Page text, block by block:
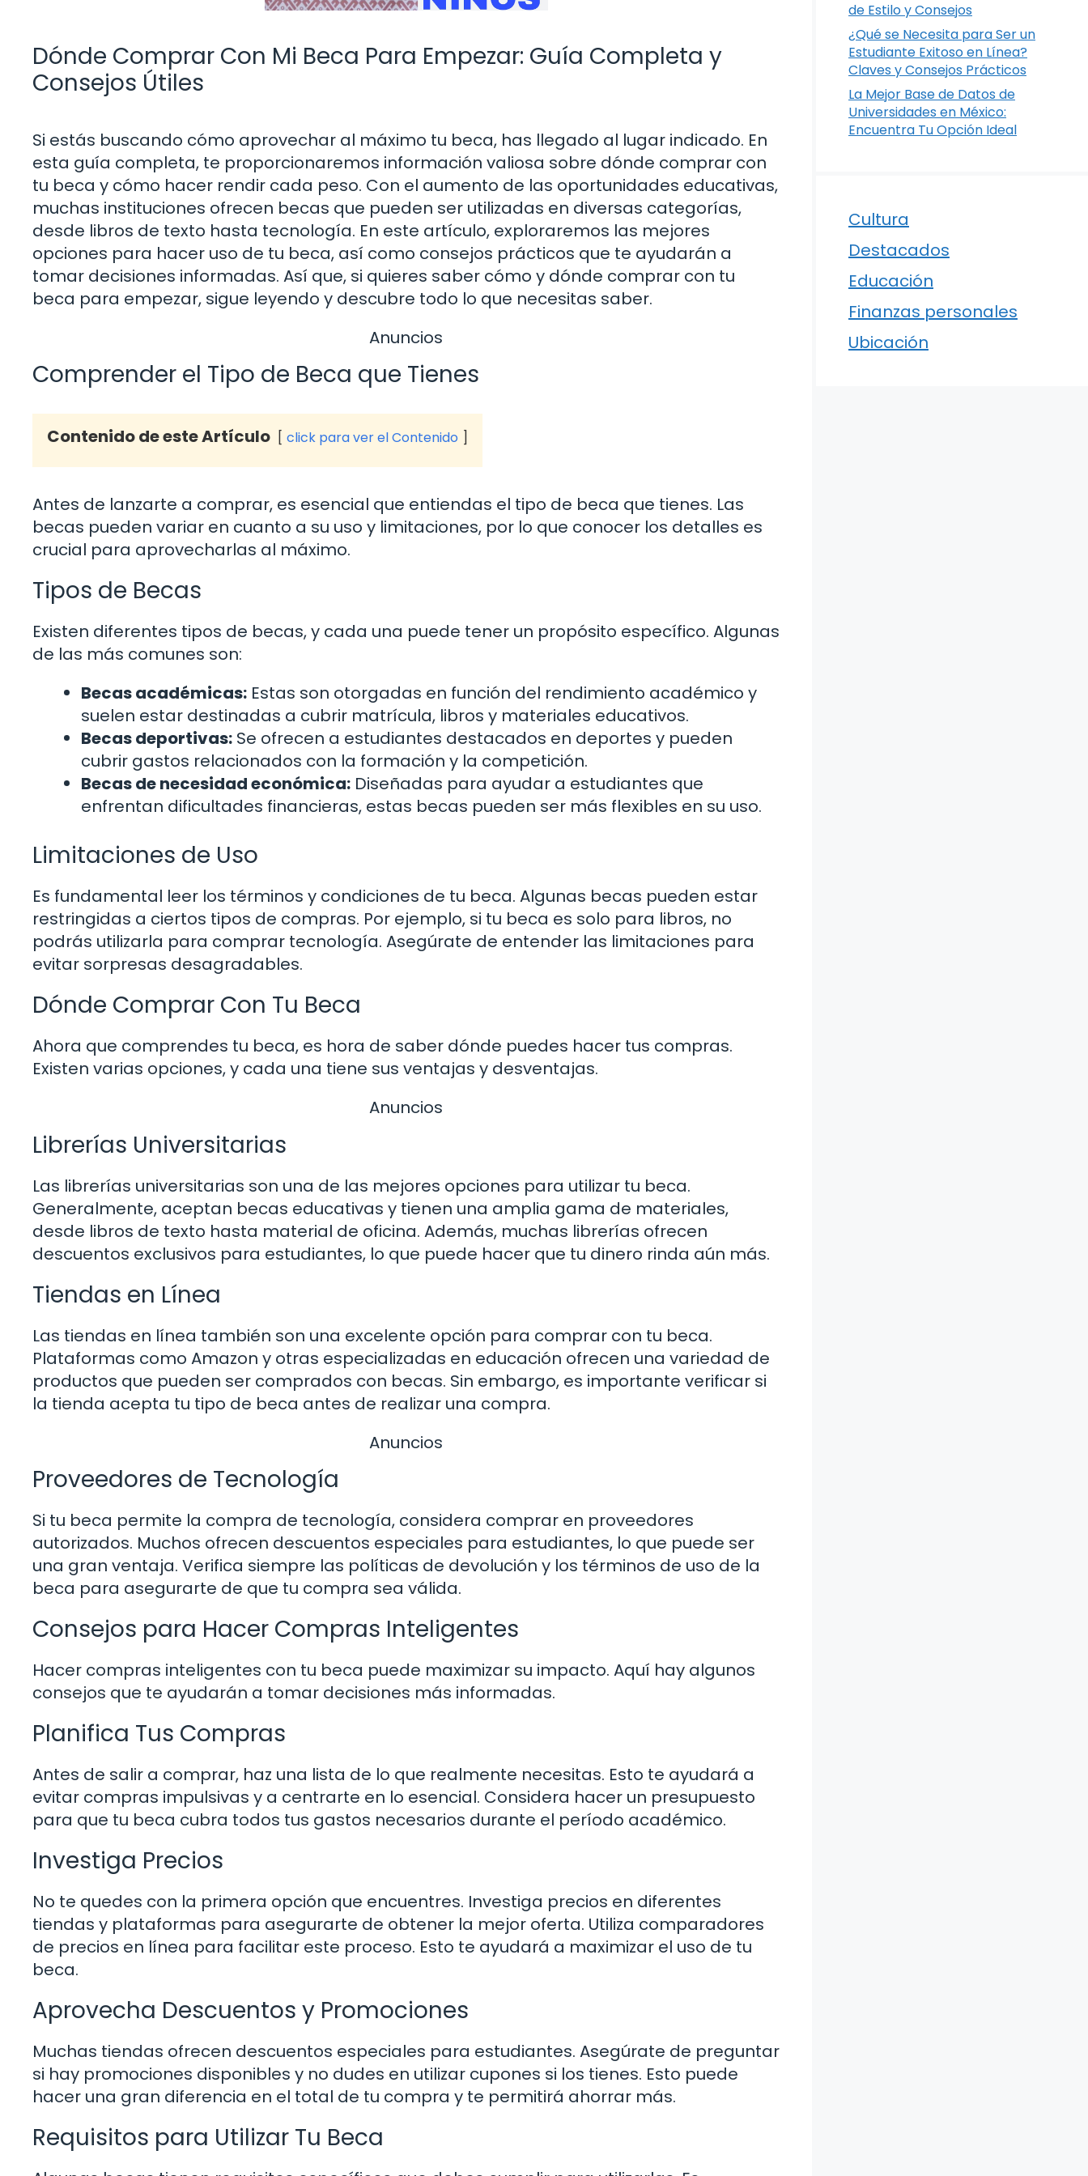
Dónde Comprar Con Mi Beca Para Empezar: Guía Completa y
Consejos Útiles
Si estás buscando cómo aprovechar al máximo tu beca, has llegado al lugar indicado. En
esta guía completa, te proporcionaremos información valiosa sobre dónde comprar con
tu beca y cómo hacer rendir cada peso. Con el aumento de las oportunidades educativas,
muchas instituciones ofrecen becas que pueden ser utilizadas en diversas categorías,
desde libros de texto hasta tecnología. En este artículo, exploraremos las mejores
opciones para hacer uso de tu beca, así como consejos prácticos que te ayudarán a
tomar decisiones informadas. Así que, si quieres saber cómo y dónde comprar con tu
beca para empezar, sigue leyendo y descubre todo lo que necesitas saber.
Anuncios
Comprender el Tipo de Beca que Tienes
Contenido de este Artículo click para ver el Contenido
Antes de lanzarte a comprar, es esencial que entiendas el tipo de beca que tienes. Las
becas pueden variar en cuanto a su uso y limitaciones, por lo que conocer los detalles es
crucial para aprovecharlas al máximo.
Tipos de Becas
Existen diferentes tipos de becas, y cada una puede tener un propósito específico. Algunas
de las más comunes son:
Becas académicas: Estas son otorgadas en función del rendimiento académico y
suelen estar destinadas a cubrir matrícula, libros y materiales educativos.
Becas deportivas: Se ofrecen a estudiantes destacados en deportes y pueden
cubrir gastos relacionados con la formación y la competición.
Becas de necesidad económica: Diseñadas para ayudar a estudiantes que
enfrentan dificultades financieras, estas becas pueden ser más flexibles en su uso.
Limitaciones de Uso
Es fundamental leer los términos y condiciones de tu beca. Algunas becas pueden estar
restringidas a ciertos tipos de compras. Por ejemplo, si tu beca es solo para libros, no
podrás utilizarla para comprar tecnología. Asegúrate de entender las limitaciones para
evitar sorpresas desagradables.
Dónde Comprar Con Tu Beca
Ahora que comprendes tu beca, es hora de saber dónde puedes hacer tus compras.
Existen varias opciones, y cada una tiene sus ventajas y desventajas.
Anuncios
Librerías Universitarias
Las librerías universitarias son una de las mejores opciones para utilizar tu beca.
Generalmente, aceptan becas educativas y tienen una amplia gama de materiales,
desde libros de texto hasta material de oficina. Además, muchas librerías ofrecen
descuentos exclusivos para estudiantes, lo que puede hacer que tu dinero rinda aún más.
Tiendas en Línea
Las tiendas en línea también son una excelente opción para comprar con tu beca.
Plataformas como Amazon y otras especializadas en educación ofrecen una variedad de
productos que pueden ser comprados con becas. Sin embargo, es importante verificar si
la tienda acepta tu tipo de beca antes de realizar una compra.
Anuncios
Proveedores de Tecnología
Si tu beca permite la compra de tecnología, considera comprar en proveedores
autorizados. Muchos ofrecen descuentos especiales para estudiantes, lo que puede ser
una gran ventaja. Verifica siempre las políticas de devolución y los términos de uso de la
beca para asegurarte de que tu compra sea válida.
Consejos para Hacer Compras Inteligentes
Hacer compras inteligentes con tu beca puede maximizar su impacto. Aquí hay algunos
consejos que te ayudarán a tomar decisiones más informadas.
Planifica Tus Compras
Antes de salir a comprar, haz una lista de lo que realmente necesitas. Esto te ayudará a
evitar compras impulsivas y a centrarte en lo esencial. Considera hacer un presupuesto
para que tu beca cubra todos tus gastos necesarios durante el período académico.
Investiga Precios
No te quedes con la primera opción que encuentres. Investiga precios en diferentes
tiendas y plataformas para asegurarte de obtener la mejor oferta. Utiliza comparadores
de precios en línea para facilitar este proceso. Esto te ayudará a maximizar el uso de tu
beca.
Aprovecha Descuentos y Promociones
Muchas tiendas ofrecen descuentos especiales para estudiantes. Asegúrate de preguntar
si hay promociones disponibles y no dudes en utilizar cupones si los tienes. Esto puede
hacer una gran diferencia en el total de tu compra y te permitirá ahorrar más.
Requisitos para Utilizar Tu Beca
de Estilo y Consejos
¿Qué se Necesita para Ser un
Estudiante Exitoso en Línea?
Claves y Consejos Prácticos
La Mejor Base de Datos de
Universidades en México:
Encuentra Tu Opción Ideal
Cultura
Destacados
Educación
Finanzas personales
Ubicación